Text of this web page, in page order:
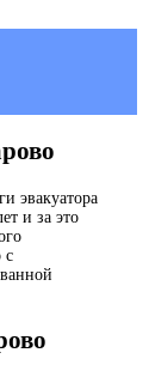
эвакуатора
и за это
с